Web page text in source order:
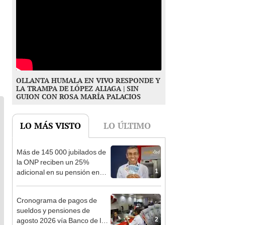
OLLANTA HUMALA EN VIVO RESPONDE Y
LA TRAMPA DE LÓPEZ ALIAGA | SIN
GUION CON ROSA MARÍA PALACIOS
LO MÁS VISTO LO ÚLTIMO
1
Más de 145 000 jubilados de
la ONP reciben un 25%
adicional en su pensión en
2
Cronograma de pagos de
sueldos y pensiones de
agosto 2026 vía Banco de la